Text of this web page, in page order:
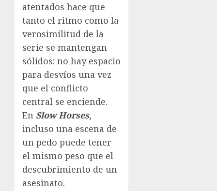
atentados hace que
tanto el ritmo como la
verosimilitud de la
serie se mantengan
sólidos: no hay espacio
para desvíos una vez
que el conflicto
central se enciende.
En Slow Horses,
incluso una escena de
un pedo puede tener
el mismo peso que el
descubrimiento de un
asesinato.